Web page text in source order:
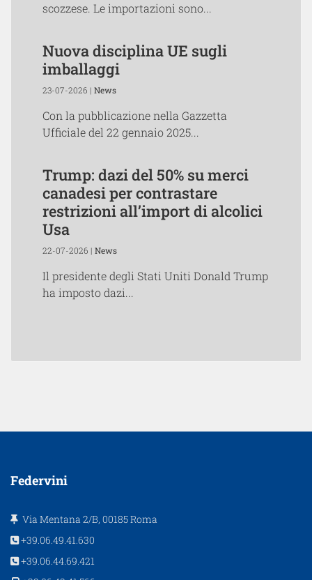
scozzese. Le importazioni sono...
Nuova disciplina UE sugli
imballaggi
23-07-2026 | News
Con la pubblicazione nella Gazzetta
Ufficiale del 22 gennaio 2025...
Trump: dazi del 50% su merci
canadesi per contrastare
restrizioni all’import di alcolici
Usa
22-07-2026 | News
Il presidente degli Stati Uniti Donald Trump
ha imposto dazi...
Federvini
Via Mentana 2/B, 00185 Roma
+39.06.49.41.630
+39.06.44.69.421